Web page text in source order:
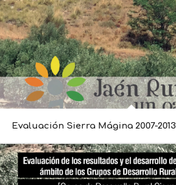
Evaluación Sierra Mágina 2007-2013